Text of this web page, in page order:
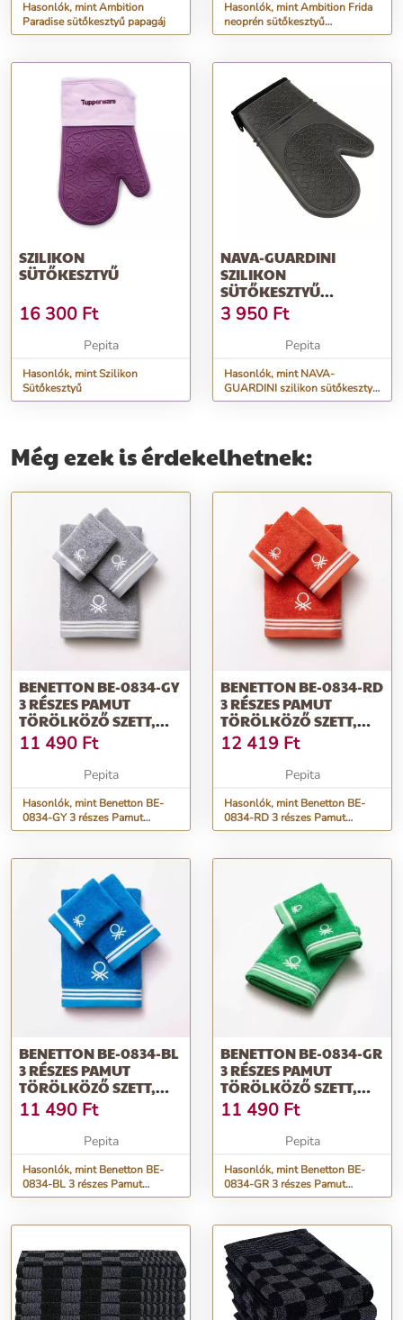
Hasonlók, mint Ambition
Paradise sütőkesztyű papagáj
Hasonlók, mint Ambition Frida
neoprén sütőkesztyű
piros/szürke
SZILIKON
SÜTŐKESZTYŰ
16 300 Ft
Pepita
Hasonlók, mint Szilikon
Sütőkesztyű
NAVA-GUARDINI
SZILIKON
SÜTŐKESZTYŰ
IMPERIAL&QUOT;,
BELÜL SZÖVETTEL,
30CM&QUOT;
3 950 Ft
Pepita
Hasonlók, mint NAVA-
GUARDINI szilikon sütőkesztyű
Imperial&quot;, belül szövettel,
Még ezek is érdekelhetnek:
BENETTON BE-0834-GY
3 RÉSZES PAMUT
TÖRÖLKÖZŐ SZETT,
SZÜRKE, 30X50...
11 490 Ft
Pepita
Hasonlók, mint Benetton BE-
0834-GY 3 részes Pamut
törölköző szett, szürke, 30x50...
BENETTON BE-0834-RD
3 RÉSZES PAMUT
TÖRÖLKÖZŐ SZETT,
PIROS, 30X50C...
12 419 Ft
Pepita
Hasonlók, mint Benetton BE-
0834-RD 3 részes Pamut
törölköző szett, piros, 30x50c...
BENETTON BE-0834-BL
3 RÉSZES PAMUT
TÖRÖLKÖZŐ SZETT,
KÉK, 30X50CM/...
11 490 Ft
Pepita
Hasonlók, mint Benetton BE-
0834-BL 3 részes Pamut
törölköző szett, kék, 30x50cm/...
BENETTON BE-0834-GR
3 RÉSZES PAMUT
TÖRÖLKÖZŐ SZETT,
ZÖLD, 30X50CM...
11 490 Ft
Pepita
Hasonlók, mint Benetton BE-
0834-GR 3 részes Pamut
törölköző szett, zöld,